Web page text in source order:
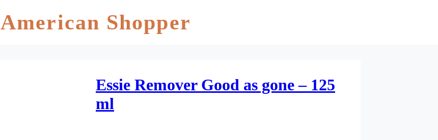
American Shopper
Essie Remover Good as gone – 125
ml